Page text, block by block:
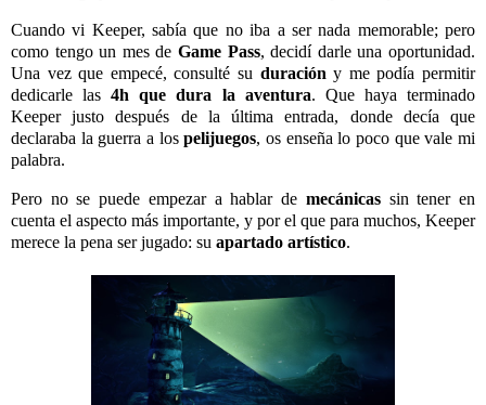
Cuando vi Keeper, sabía que no iba a ser nada memorable; pero
como tengo un mes de Game Pass, decidí darle una oportunidad.
Una vez que empecé, consulté su duracióny me podía permitir
dedicarle las4h que dura la aventura. Que haya terminado
Keeper justo después de la última entrada, donde decía que
declaraba la guerra a lospelijuegos, os enseña lo poco que vale mi
palabra.
Pero no se puede empezar a hablar de mecánicas sin tener en
cuenta el aspecto más importante, y por el que para muchos, Keeper
merece la pena ser jugado: su apartado artístico.